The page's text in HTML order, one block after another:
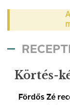
Körtés-
Fördős Zé